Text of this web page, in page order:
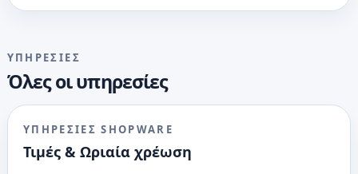
ΥΠΗΡΕΣΊΕΣ
Όλες οι υπηρεσίες
ΥΠΗΡΕΣΊΕΣ SHOPWARE
Τιμές & Ωριαία χρέωση